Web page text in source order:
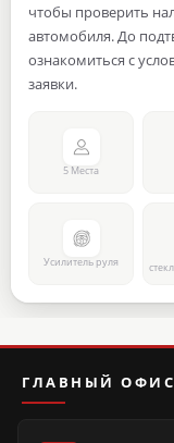
чтобы проверить
автомобиля. До
ознакомиться с
заявки.
5 Места
Усилитель руля
ГЛАВНЫЙ ОФИС